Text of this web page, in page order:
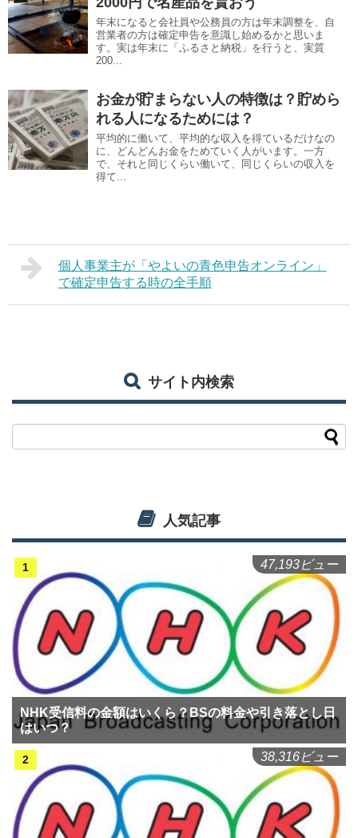
年末になると会社員や公務員の方は年末調整を、自
営業者の方は確定申告を意識し始めるかと思いま
す。実は年末に「ふるさと納税」を行うと、実質
200...
お金が貯まらない人の特徴は？貯めら
れる人になるためには？
平均的に働いて、平均的な収入を得ているだけなの
に、どんどんお金をためていく人がいます。一方
で、それと同じくらい働いて、同じくらいの収入を
得て...
個人事業主が「やよいの青色申告オンライン」
で確定申告する時の全手順
サイト内検索
人気記事
NHK受信料の金額はいくら？BSの料金や引き落とし日
はいつ？
47,193ビュー
38,316ビュー